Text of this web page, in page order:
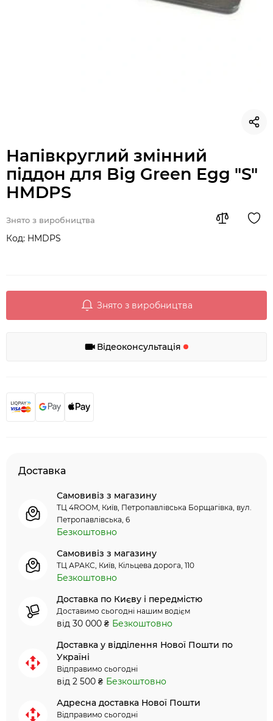
Напівкруглий змінний
піддон для Big Green Egg "S"
HMDPS
Знято з виробництва
Код: HMDPS
Знято з виробництва
Відеоконсультація
Доставка
Самовивіз з магазину
ТЦ 4ROOM, Київ, Петропавлівська Борщагівка, вул.
Петропавлівська, 6
Безкоштовно
Самовивіз з магазину
ТЦ АРАКС, Київ, Кільцева дорога, 110
Безкоштовно
Доставка по Києву і передмістю
Доставимо сьогодні нашим водієм
від 30 000 ₴ Безкоштовно
Доставка у відділення Нової Пошти по
Україні
Відправимо сьогодні
від 2 500 ₴ Безкоштовно
Адресна доставка Нової Пошти
Відправимо сьогодні